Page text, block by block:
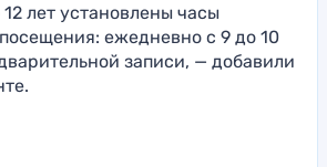
лет установлены часы
ежедневно с 9 до 10
записи, — добавили